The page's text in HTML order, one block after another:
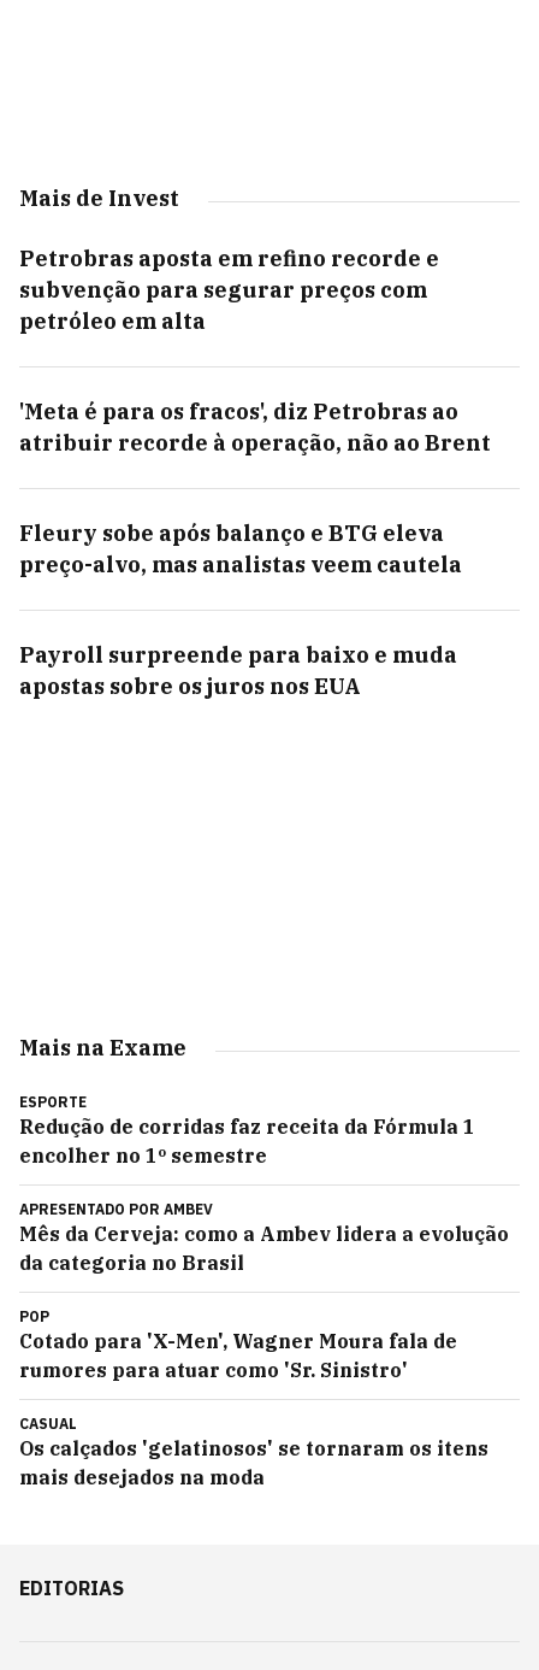
Mais de Invest
Petrobras aposta em refino recorde e
subvenção para segurar preços com
petróleo em alta
'Meta é para os fracos', diz Petrobras ao
atribuir recorde à operação, não ao Brent
Fleury sobe após balanço e BTG eleva
preço-alvo, mas analistas veem cautela
Payroll surpreende para baixo e muda
apostas sobre os juros nos EUA
Mais na Exame
ESPORTE
Redução de corridas faz receita da Fórmula 1
encolher no 1º semestre
APRESENTADO POR AMBEV
Mês da Cerveja: como a Ambev lidera a evolução
da categoria no Brasil
POP
Cotado para 'X-Men', Wagner Moura fala de
rumores para atuar como 'Sr. Sinistro'
CASUAL
Os calçados 'gelatinosos' se tornaram os itens
mais desejados na moda
EDITORIAS